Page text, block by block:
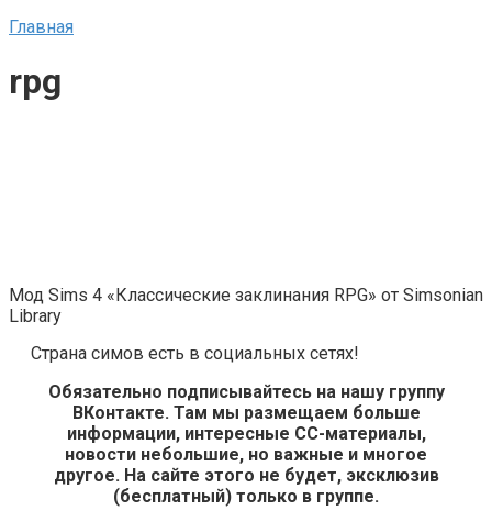
Главная
rpg
Мод Sims 4 «Классические заклинания RPG» от Simsonian
Library
Страна симов есть в социальных сетях!
Обязательно подписывайтесь на нашу группу
ВКонтакте. Там мы размещаем больше
информации, интересные СС-материалы,
новости небольшие, но важные и многое
другое. На сайте этого не будет, эксклюзив
(бесплатный) только в группе.